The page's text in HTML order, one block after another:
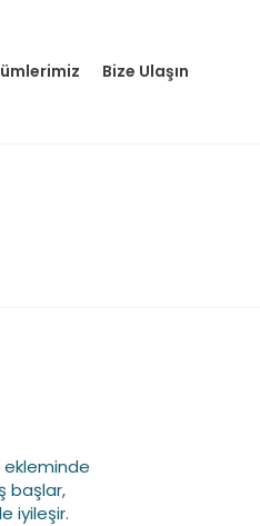
Bize Ulaşın
ekleminde
başlar,
iyileşir.